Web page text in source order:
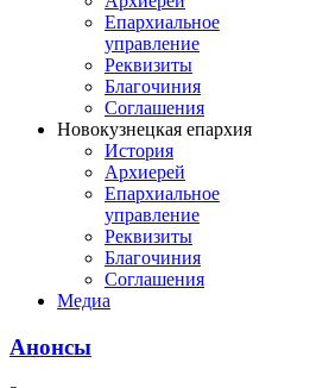
Епархиальное
управление
Реквизиты
Благочиния
Соглашения
Новокузнецкая епархия
История
Архиерей
Епархиальное
управление
Реквизиты
Благочиния
Соглашения
Медиа
Анонсы